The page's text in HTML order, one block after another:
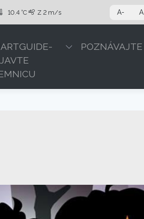
10.4 °C Z 2 m/s A- A
POZNÁVAJTE